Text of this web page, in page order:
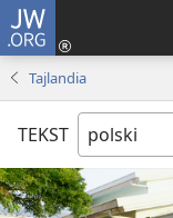
JW.ORG
Tajlandia
TEKST